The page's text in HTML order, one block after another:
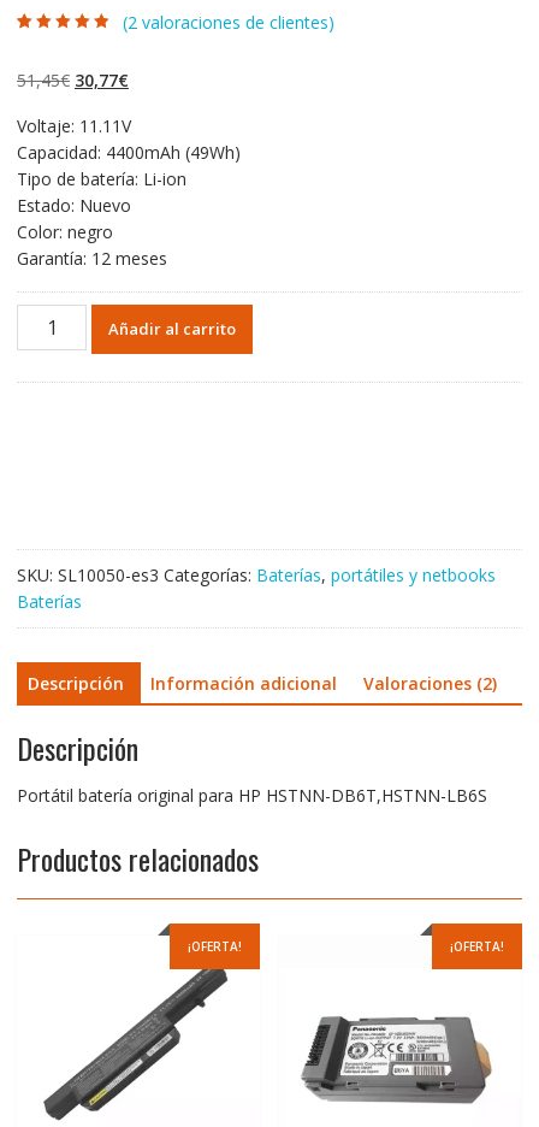
valoraciones
(2valoraciones de clientes)
51,45€ El
original
era:
51,45€.
30,77€El
actual
es:
30,77€.
Voltaje: 11.11V
Capacidad: 4400mAh (49Wh)
Tipo de batería: Li-ion
Estado: Nuevo
Color: negro
Garantía: 12 meses
Portátil
batería
Añadir al carrito
SKU: SL10050-es3 Categorías: Baterías, portátiles y netbooks
Baterías
Descripción Información adicional Valoraciones (2)
Descripción
Portátil batería original para HP HSTNN-DB6T,HSTNN-LB6S
Productos relacionados
¡OFERTA! ¡OFERTA!